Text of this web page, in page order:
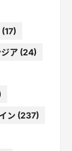
(17)
ア(24)
ン (237)